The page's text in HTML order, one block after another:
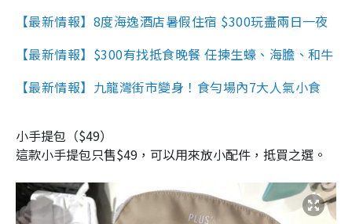
【最新情報】8度海逸酒店暑假住宿 $300玩盡兩日一夜
【最新情報】$300有找抵食晚餐 任揀生蠔、海膽、和牛
【最新情報】九龍灣街市變身！食勻場內7大人氣小食
小手提包（$49）
這款小手提包只售$49，可以用來放小配件，抵買之選。